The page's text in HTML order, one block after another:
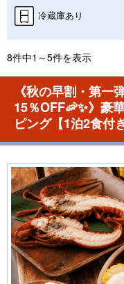
冷蔵庫あり
8件中1～5件を表示
《秋の早割・第一
15％OFF🦐✨》豪
ピング【1泊2食付